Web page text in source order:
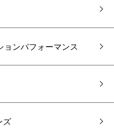
ンパフォーマンス
ズ